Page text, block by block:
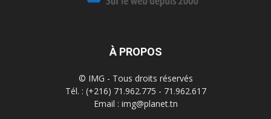
À PROPOS
© IMG - Tous droits réservés
Tél. : (+216) 71.962.775 - 71.962.617
Email : img@planet.tn